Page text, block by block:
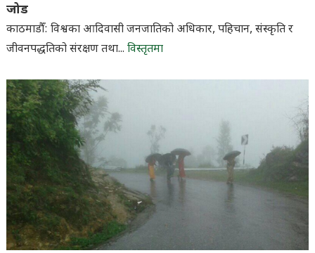
जोड
काठमाडौँ: विश्वका आदिवासी जनजातिको अधिकार, पहिचान, संस्कृति र
जीवनपद्धतिको संरक्षण तथा... विस्तृतमा